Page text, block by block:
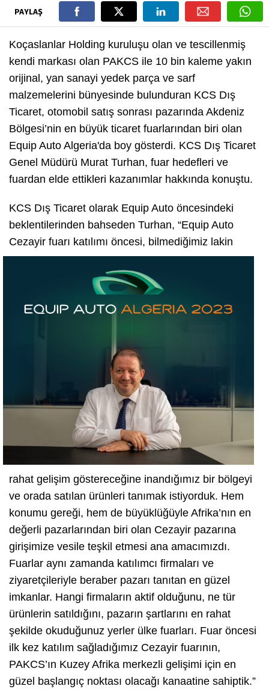
PAYLAŞ
Koçaslanlar Holding kuruluşu olan ve tescillenmiş
kendi markası olan PAKCS ile 10 bin kaleme yakın
orijinal, yan sanayi yedek parça ve sarf
malzemelerini bünyesinde bulunduran KCS Dış
Ticaret, otomobil satış sonrası pazarında Akdeniz
Bölgesi’nin en büyük ticaret fuarlarından biri olan
Equip Auto Algeria'da boy gösterdi. KCS Dış Ticaret
Genel Müdürü Murat Turhan, fuar hedefleri ve
fuardan elde ettikleri kazanımlar hakkında konuştu.
KCS Dış Ticaret olarak Equip Auto öncesindeki
beklentilerinden bahseden Turhan, “Equip Auto
Cezayir fuarı katılımı öncesi, bilmediğimiz lakin
rahat gelişim göstereceğine inandığımız bir bölgeyi
ve orada satılan ürünleri tanımak istiyorduk. Hem
konumu gereği, hem de büyüklüğüyle Afrika’nın en
değerli pazarlarından biri olan Cezayir pazarına
girişimize vesile teşkil etmesi ana amacımızdı.
Fuarlar aynı zamanda katılımcı firmaları ve
ziyaretçileriyle beraber pazarı tanıtan en güzel
imkanlar. Hangi firmaların aktif olduğunu, ne tür
ürünlerin satıldığını, pazarın şartlarını en rahat
şekilde okuduğunuz yerler ülke fuarları. Fuar öncesi
ilk kez katılım sağladığımız Cezayir fuarının,
PAKCS’ın Kuzey Afrika merkezli gelişimi için en
güzel başlangıç noktası olacağı kanaatine sahiptik.”